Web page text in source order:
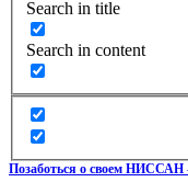
Search in title
Search in content
Позаботься о своем НИССАН